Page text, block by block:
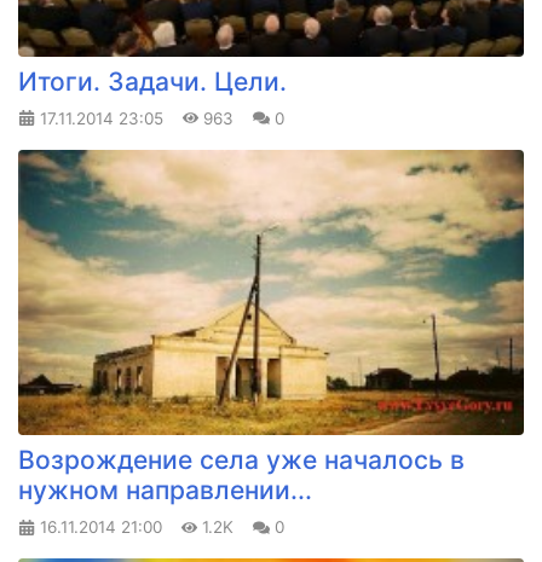
Итоги. Задачи. Цели.
17.11.2014 23:05 963 0
Возрождение села уже началось в
нужном направлении...
16.11.2014 21:00 1.2K 0